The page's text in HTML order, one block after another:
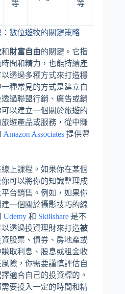
等 等
數位遊牧的關鍵策略
和財富自由的關鍵。它指
間和精力，也能持續產
透過多種方式來打造穩
種常見的方式是建立自
過聯盟行銷、廣告或銷
以建立一個關於旅遊的
遊產品或服務，從中賺
Amazon Associates 提供豐
上課程。如果你在某個
可以將你的知識整理成
台銷售。例如，如果你
一個關於攝影技巧的線
Udemy 和 Skillshare 是不
透過投資理財來打造被
資股票、債券、房地產或
取利息、股息或租金收
險，你需要謹慎評估自
適合自己的投資標的。
要投入一定的時間和精